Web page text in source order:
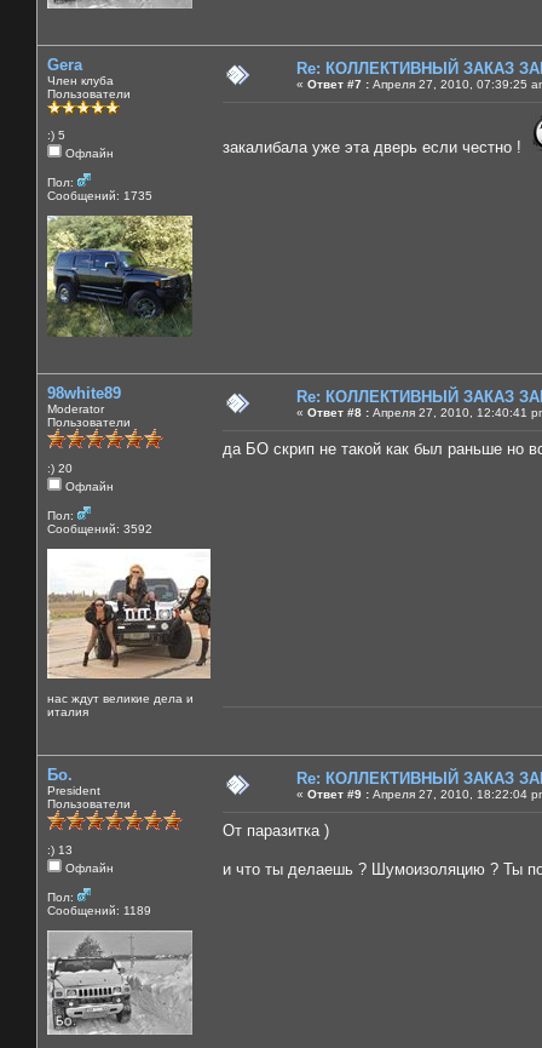
Gera
Член клуба
Пользователи
:) 5
Офлайн
Пол:
Сообщений: 1735
Re: КОЛЛЕКТИВНЫЙ ЗАКАЗ
« Ответ #7 : Апреля 27, 2010, 07:39:25
закалибала уже эта дверь если честно !
98white89
Moderator
Пользователи
:) 20
Офлайн
Пол:
Сообщений: 3592
нас ждут великие дела и
италия
Re: КОЛЛЕКТИВНЫЙ ЗАКАЗ
« Ответ #8 : Апреля 27, 2010, 12:40:41
да БО скрип не такой как был раньше но
Бо.
President
Пользователи
:) 13
Офлайн
Пол:
Сообщений: 1189
Re: КОЛЛЕКТИВНЫЙ ЗАКАЗ
« Ответ #9 : Апреля 27, 2010, 18:22:04
От паразитка )
и что ты делаешь ? Шумоизоляцию ? Ты